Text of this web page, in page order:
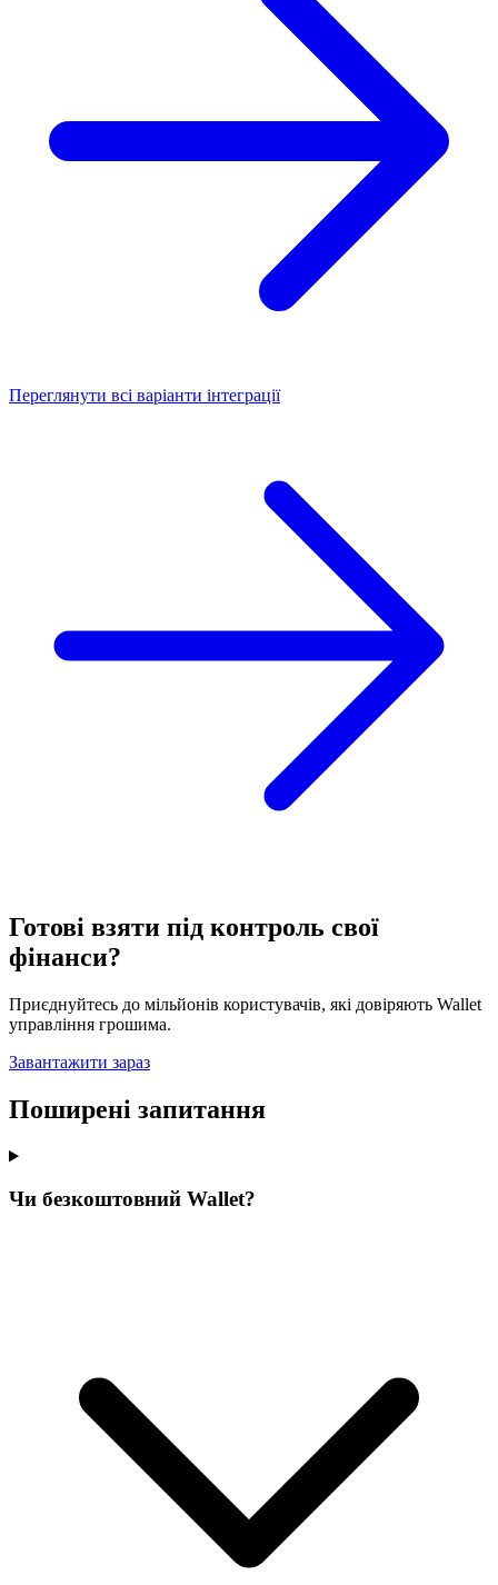
Переглянути всі варіанти інтеграції
Готові взяти під контроль свої
фінанси?
Приєднуйтесь до мільйонів користувачів, які довіряють Wallet
управління грошима.
Завантажити зараз
Поширені запитання
Чи безкоштовний Wallet?